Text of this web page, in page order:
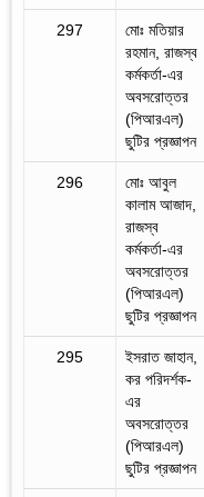
297
মোঃ মতিয়ার
রহমান, রাজস্ব
কর্মকর্তা-এর
অবসরোত্তর
(পিআরএল)
ছুটির প্রজ্ঞাপন
296
মোঃ আবুল
কালাম আজাদ,
রাজস্ব
কর্মকর্তা-এর
অবসরোত্তর
(পিআরএল)
ছুটির প্রজ্ঞাপন
295
ইসরাত জাহান,
কর পরিদর্শক-
এর
অবসরোত্তর
(পিআরএল)
ছুটির প্রজ্ঞাপন